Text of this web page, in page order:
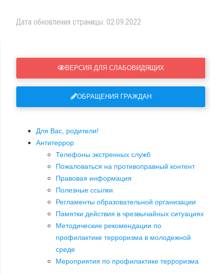
Дата обновления страницы: 02.09.2022
ВЕРСИЯ ДЛЯ СЛАБОВИДЯЩИХ
ОБРАЩЕНИЯ ГРАЖДАН
Для Вас, родители!
Антитеррор
Телефоны экстренных служб
Пожаловаться на противоправный контент
Правовая информация
Полезные ссылки
Регламенты образовательной организации
Памятки действия в чрезвычайных ситуациях
Методические рекомендации по
профилактике терроризма в молодежной
среде
Мероприятия по профилактике терроризма